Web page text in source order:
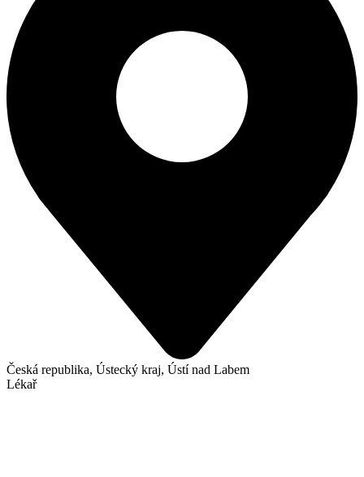
Česká republika, Ústecký kraj, Ústí nad Labem
Lékař